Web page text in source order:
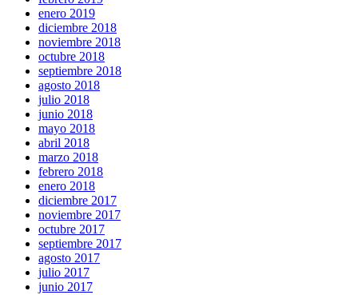
enero 2019
diciembre 2018
noviembre 2018
octubre 2018
septiembre 2018
agosto 2018
julio 2018
junio 2018
mayo 2018
abril 2018
marzo 2018
febrero 2018
enero 2018
diciembre 2017
noviembre 2017
octubre 2017
septiembre 2017
agosto 2017
julio 2017
junio 2017